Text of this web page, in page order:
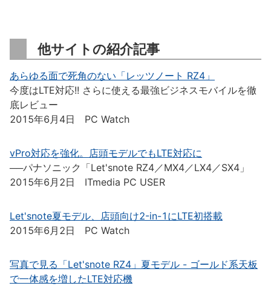
他サイトの紹介記事
あらゆる面で死角のない「レッツノート RZ4」
今度はLTE対応!! さらに使える最強ビジネスモバイルを徹
底レビュー
2015年6月4日 PC Watch
vPro対応を強化。店頭モデルでもLTE対応に
──パナソニック「Let'snote RZ4／MX4／LX4／SX4」
2015年6月2日 ITmedia PC USER
Let'snote夏モデル、店頭向け2-in-1にLTE初搭載
2015年6月2日 PC Watch
写真で見る「Let'snote RZ4」夏モデル - ゴールド系天板
で一体感を増したLTE対応機